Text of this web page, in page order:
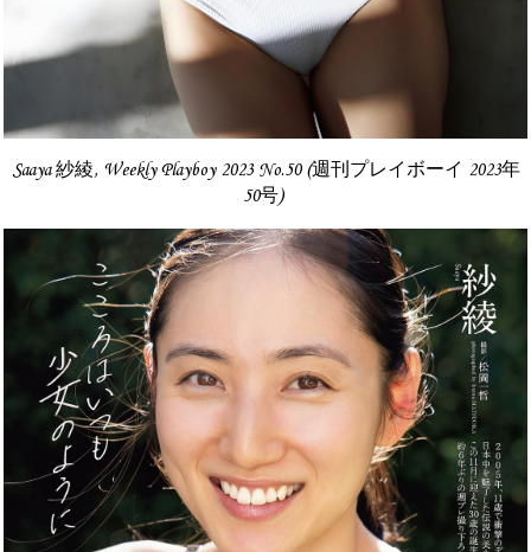
Saaya 紗綾, Weekly Playboy 2023 No.50 (週刊プレイボーイ 2023年
50号)